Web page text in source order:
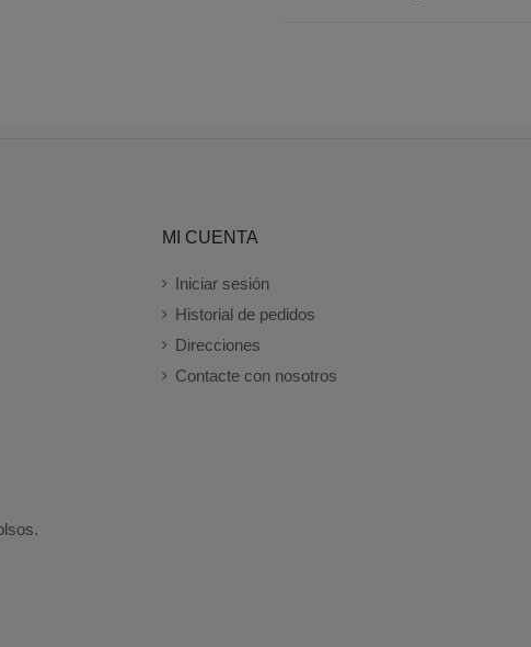
MI CUENTA
Iniciar sesión
Historial de pedidos
Direcciones
Contacte con nosotros